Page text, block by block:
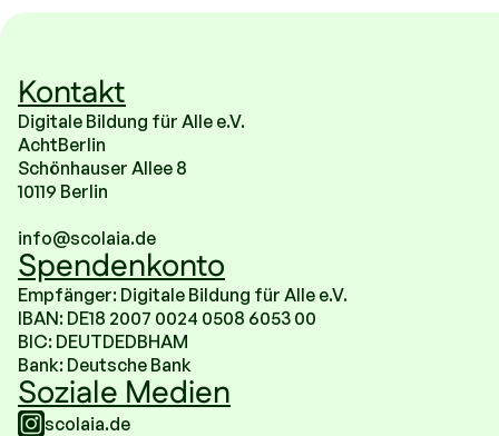
Kontakt
Digitale Bildung für Alle e.V.
AchtBerlin
Schönhauser Allee 8
10119 Berlin
info@scolaia.de
Spendenkonto
Empfänger: Digitale Bildung für Alle e.V.
IBAN: DE18 2007 0024 0508 6053 00
BIC: DEUTDEDBHAM
Bank: Deutsche Bank
Soziale Medien
scolaia.de